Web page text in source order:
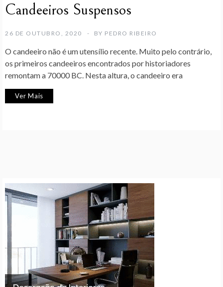
Candeeiros Suspensos
26 DE OUTUBRO, 2020 BY PEDRO RIBEIRO
O candeeiro não é um utensílio recente. Muito pelo contrário,
os primeiros candeeiros encontrados por historiadores
remontam a 70000 BC. Nesta altura, o candeeiro era
Ver Mais